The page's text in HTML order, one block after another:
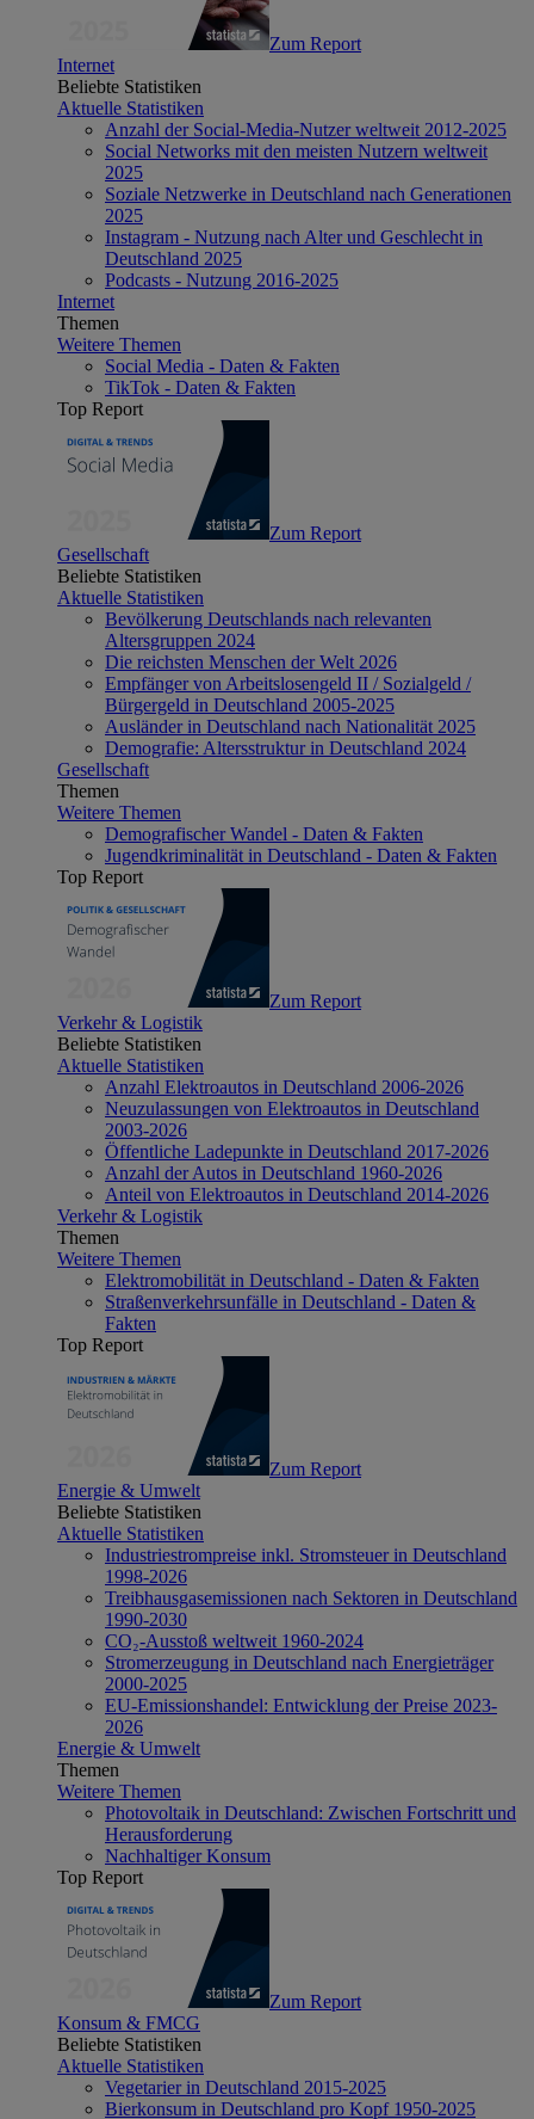
Zum Report
Internet
Beliebte Statistiken
Aktuelle Statistiken
Anzahl der Social-Media-Nutzer weltweit 2012-2025
Social Networks mit den meisten Nutzern weltweit
2025
Soziale Netzwerke in Deutschland nach Generationen
2025
Instagram - Nutzung nach Alter und Geschlecht in
Deutschland 2025
Podcasts - Nutzung 2016-2025
Internet
Themen
Weitere Themen
Social Media - Daten & Fakten
TikTok - Daten & Fakten
Top Report
Zum Report
Gesellschaft
Beliebte Statistiken
Aktuelle Statistiken
Bevölkerung Deutschlands nach relevanten
Altersgruppen 2024
Die reichsten Menschen der Welt 2026
Empfänger von Arbeitslosengeld II / Sozialgeld /
Bürgergeld in Deutschland 2005-2025
Ausländer in Deutschland nach Nationalität 2025
Demografie: Altersstruktur in Deutschland 2024
Gesellschaft
Themen
Weitere Themen
Demografischer Wandel - Daten & Fakten
Jugendkriminalität in Deutschland - Daten & Fakten
Top Report
Zum Report
Verkehr & Logistik
Beliebte Statistiken
Aktuelle Statistiken
Anzahl Elektroautos in Deutschland 2006-2026
Neuzulassungen von Elektroautos in Deutschland
2003-2026
Öffentliche Ladepunkte in Deutschland 2017-2026
Anzahl der Autos in Deutschland 1960-2026
Anteil von Elektroautos in Deutschland 2014-2026
Verkehr & Logistik
Themen
Weitere Themen
Elektromobilität in Deutschland - Daten & Fakten
Straßenverkehrsunfälle in Deutschland - Daten &
Fakten
Top Report
Zum Report
Energie & Umwelt
Beliebte Statistiken
Aktuelle Statistiken
Industriestrompreise inkl. Stromsteuer in Deutschland
1998-2026
Treibhausgasemissionen nach Sektoren in Deutschland
1990-2030
CO₂-Ausstoß weltweit 1960-2024
Stromerzeugung in Deutschland nach Energieträger
2000-2025
EU-Emissionshandel: Entwicklung der Preise 2023-
2026
Energie & Umwelt
Themen
Weitere Themen
Photovoltaik in Deutschland: Zwischen Fortschritt und
Herausforderung
Nachhaltiger Konsum
Top Report
Zum Report
Konsum & FMCG
Beliebte Statistiken
Aktuelle Statistiken
Vegetarier in Deutschland 2015-2025
Bierkonsum in Deutschland pro Kopf 1950-2025